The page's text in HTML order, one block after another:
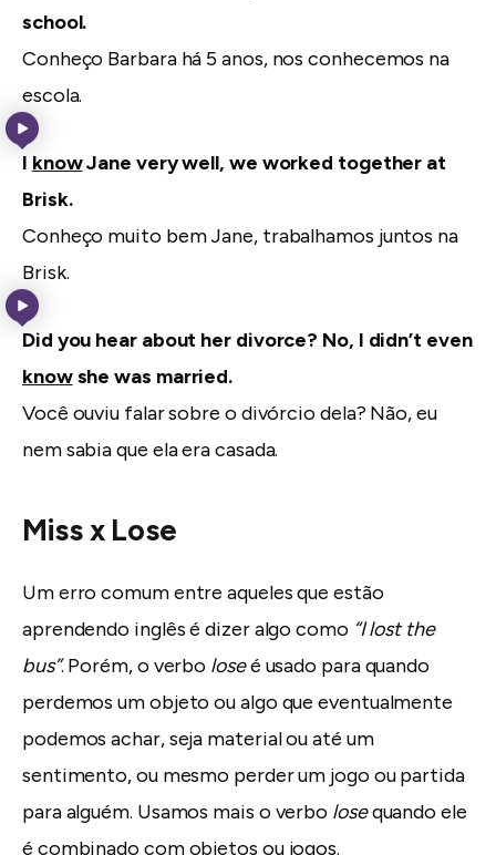
school.
Conheço Barbara há 5 anos, nos conhecemos na
escola.
I knowJane very well, we worked together at
Brisk.
Conheço muito bem Jane, trabalhamos juntos na
Brisk.
Did you hear about her divorce? No, I didn’t even
knowshe was married.
Você ouviu falar sobre o divórcio dela? Não, eu
nem sabia que ela era casada.
Miss x Lose
Um erro comum entre aqueles que estão
aprendendo inglês é dizer algo como “I lost the
bus”. Porém, o verbo loseé usado para quando
perdemos um objeto ou algo que eventualmente
podemos achar, seja material ou até um
sentimento, ou mesmo perder um jogo ou partida
para alguém. Usamos mais o verbo losequando ele
é combinado com objetos ou jogos.